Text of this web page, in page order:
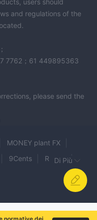
users should
and regulations of the
7762；61 449895363
please send the
MONEY plant FX
9Cents
RAVEX
Berjangka
Di Più